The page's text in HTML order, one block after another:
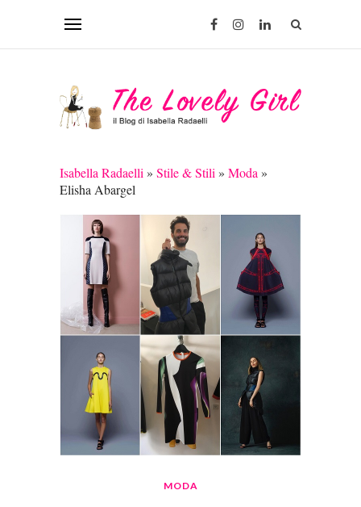
Isabella Radaelli » Stile & Stili » Moda »
Elisha Abargel
MODA